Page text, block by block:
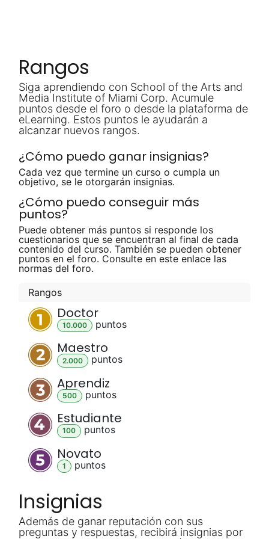
Rangos
Siga aprendiendo con School of the Arts and
Media Institute of Miami Corp. Acumule
puntos desde el foro o desde la plataforma de
eLearning. Estos puntos le ayudarán a
alcanzar nuevos rangos.
¿Cómo puedo ganar insignias?
Cada vez que termine un curso o cumpla un
objetivo, se le otorgarán insignias.
¿Cómo puedo conseguir más
puntos?
Puede obtener más puntos si responde los
cuestionarios que se encuentran al final de cada
contenido del curso. También se pueden obtener
puntos en el foro. Consulte en este enlace las
normas del foro.
Rangos
Doctor
10.000 puntos
Maestro
2.000 puntos
Aprendiz
500 puntos
Estudiante
100 puntos
Novato
1 puntos
Insignias
Además de ganar reputación con sus
preguntas y respuestas, recibirá insignias por